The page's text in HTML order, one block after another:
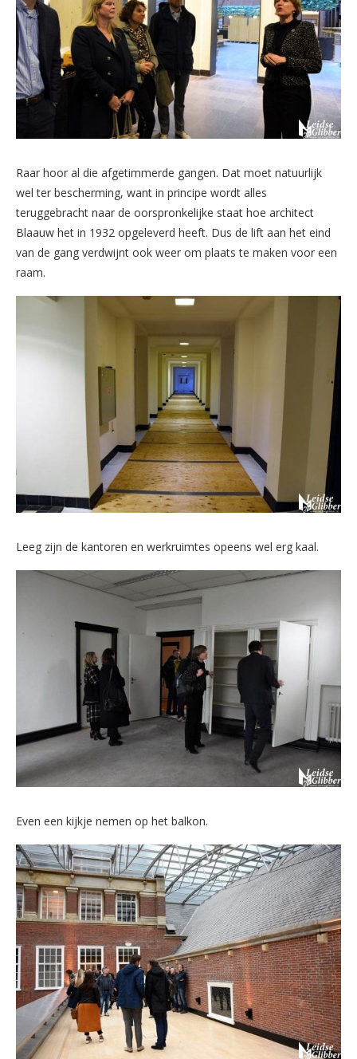
Raar hoor al die afgetimmerde gangen. Dat moet natuurlijk
wel ter bescherming, want in principe wordt alles
teruggebracht naar de oorspronkelijke staat hoe architect
Blaauw het in 1932 opgeleverd heeft. Dus de lift aan het eind
van de gang verdwijnt ook weer om plaats te maken voor een
raam.
Leeg zijn de kantoren en werkruimtes opeens wel erg kaal.
Even een kijkje nemen op het balkon.